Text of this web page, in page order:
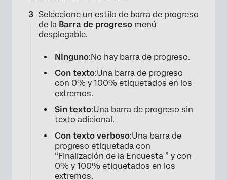
Seleccione un estilo de barra de progreso
de la Barra de progreso menú
desplegable.
Ninguno:No hay barra de progreso.
Con texto:Una barra de progreso
con 0% y 100% etiquetados en los
extremos.
Sin texto:Una barra de progreso sin
texto adicional.
Con texto verboso:Una barra de
progreso etiquetada con
“Finalización de la Encuesta ” y con
0% y 100% etiquetados en los
extremos.